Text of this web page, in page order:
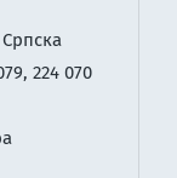
224 070